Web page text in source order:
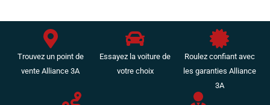
Trouvez un point de
vente Alliance 3A
Essayez la voiture de
votre choix
Roulez confiant avec
les garanties Alliance
3A